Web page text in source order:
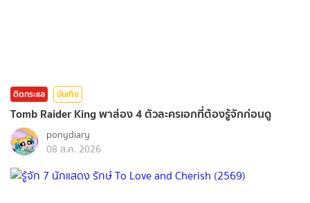
ติดกระแส บันเทิง
Tomb Raider King พาส่อง 4 ตัวละครเอกที่ต้องรู้จักก่อนดู
ponydiary
08 ส.ค. 2026